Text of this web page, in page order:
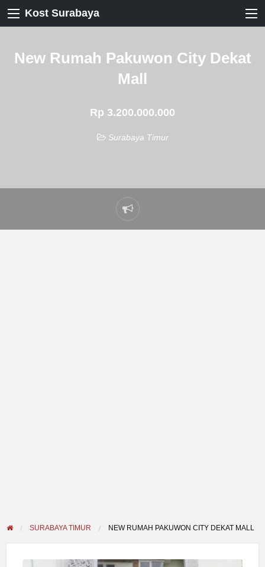
Kost Surabaya
New Rumah Pakuwon City Dekat
Mall
Rp 3.200.000.000
Surabaya Timur
Laporkan
masalah
SURABAYA TIMUR NEW RUMAH PAKUWON CITY DEKAT MALL